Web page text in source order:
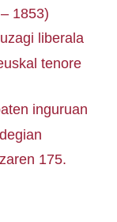
1853)
liberala
tenore
inguruan
175.